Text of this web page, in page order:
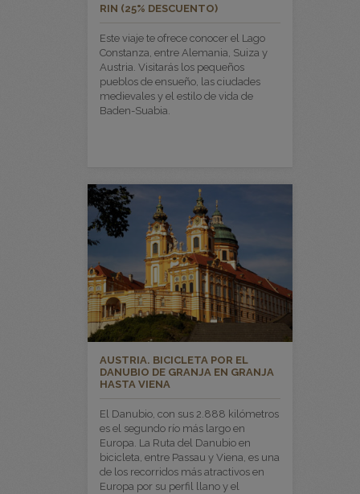
RIN (25% DESCUENTO)
Este viaje te ofrece conocer el Lago
Constanza, entre Alemania, Suiza y
Austria. Visitarás los pequeños
pueblos de ensueño, las ciudades
medievales y el estilo de vida de
Baden-Suabia.
AUSTRIA. BICICLETA POR EL
DANUBIO DE GRANJA EN GRANJA
HASTA VIENA
El Danubio, con sus 2.888 kilómetros
es el segundo río más largo en
Europa. La Ruta del Danubio en
bicicleta, entre Passau y Viena, es una
de los recorridos más atractivos en
Europa por su perfil llano y el